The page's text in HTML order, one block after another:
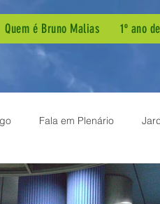
Quem é Bruno Malias 1º ano
Fala em Plenário
Esporte Audiência Pública